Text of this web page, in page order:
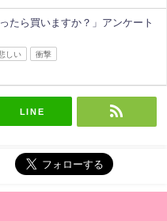
たら買いますか？」アンケート
しい 衝撃
LINE